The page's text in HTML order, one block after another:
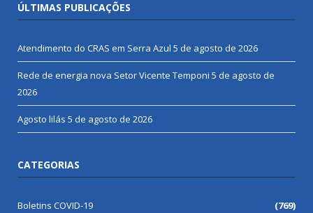
ÚLTIMAS PUBLICAÇÕES
Atendimento do CRAS em Serra Azul 5 de agosto de 2026
Rede de energia nova Setor Vicente Temponi 5 de agosto de
2026
Agosto lilás 5 de agosto de 2026
CATEGORIAS
Boletins COVID-19 (769)